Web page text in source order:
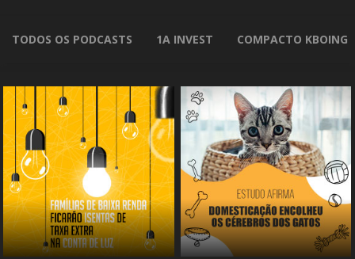
TODOS OS PODCASTS 1A INVEST COMPACTO KBOING